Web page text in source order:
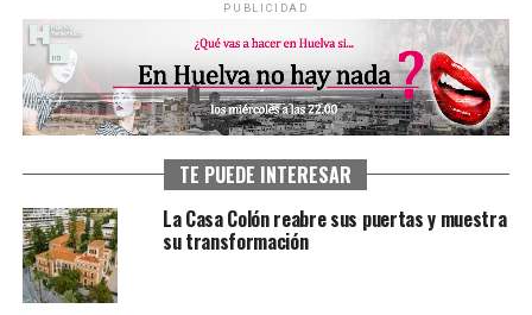
PUBLICIDAD
TE PUEDE INTERESAR
La Casa Colón reabre sus puertas y muestra
su transformación